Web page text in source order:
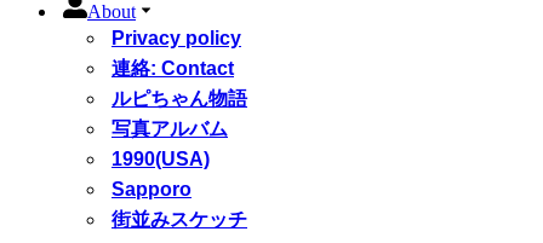
About
Privacy policy
連絡: Contact
ルピちゃん物語
写真アルバム
1990(USA)
Sapporo
街並みスケッチ